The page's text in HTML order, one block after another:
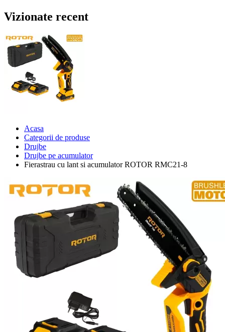
Vizionate recent
Acasa
Categorii de produse
Drujbe
Drujbe pe acumulator
Fierastrau cu lant si acumulator ROTOR RMC21-8